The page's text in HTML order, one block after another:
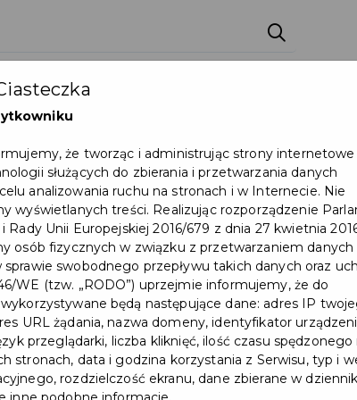
już się zakończyło
że tworząc i administrując strony internetowe
służących do zbierania i przetwarzania danych
analizowania ruchu na stronach i w Internecie. Nie
wyświetlanych treści. Realizując rozporządzenie
Rady Unii Europejskiej 2016/679 z dnia 27 kwietnia
osób fizycznych w związku z przetwarzaniem danych
swobodnego przepływu takich danych oraz
WE (tzw. „RODO”) uprzejmie informujemy, że do
będą następujące dane: adres IP
URL żądania, nazwa domeny, identyfikator
przeglądarki, liczba kliknięć, ilość czasu spędzonego
stronach, data i godzina korzystania z Serwisu, typ i
rozdzielczość ekranu, dane zbierane w